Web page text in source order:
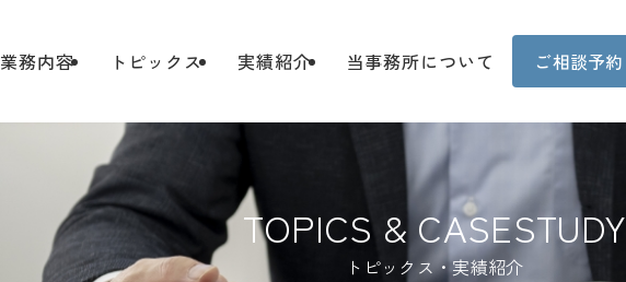
業務内容 トピックス 実績紹介 当事務所について ご相談予約
トピックス・実績紹介
TOPICS & CASESTUDY